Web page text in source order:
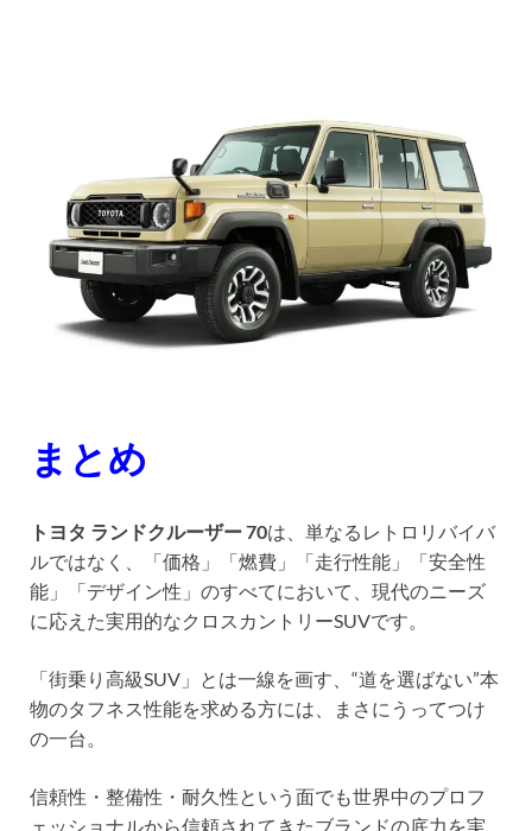
まとめ
トヨタ ランドクルーザー 70は、単なるレトロリバイバ
ルではなく、「価格」「燃費」「走行性能」「安全性
能」「デザイン性」のすべてにおいて、現代のニーズ
に応えた実用的なクロスカントリーSUVです。
「街乗り高級SUV」とは一線を画す、“道を選ばない”本
物のタフネス性能を求める方には、まさにうってつけ
の一台。
信頼性・整備性・耐久性という面でも世界中のプロフ
ェッショナルから信頼されてきたブランドの底力を実